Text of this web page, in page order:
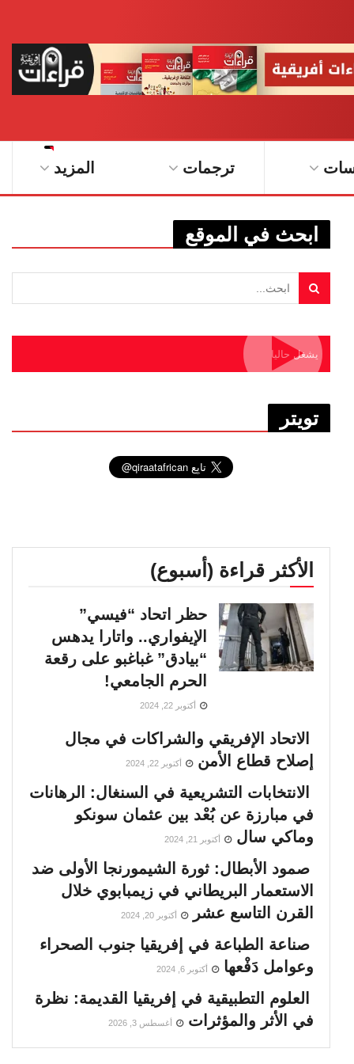
ترجمات المزيد
ابحث في الموقع
يشغل حاليا
تويتر
الأكثر قراءة (أسبوع)
حظر اتحاد “فيسي”
الإيفواري.. واتارا يدهس
“بيادق” غباغبو على رقعة
الحرم الجامعي!
أكتوبر 22, 2024
الاتحاد الإفريقي والشراكات في مجال
إصلاح قطاع الأمن
أكتوبر 22, 2024
الانتخابات التشريعية في السنغال: الرهانات
في مبارزة عن بُعْد بين عثمان سونكو
وماكي سال
أكتوبر 21, 2024
صمود الأبطال: ثورة الشيمورنجا الأولى ضد
الاستعمار البريطاني في زيمبابوي خلال
القرن التاسع عشر
أكتوبر 20, 2024
صناعة الطباعة في إفريقيا جنوب الصحراء
وعوامل دَفْعها
أكتوبر 6, 2024
العلوم التطبيقية في إفريقيا القديمة: نظرة
في الأثر والمؤثرات
أغسطس 3, 2026